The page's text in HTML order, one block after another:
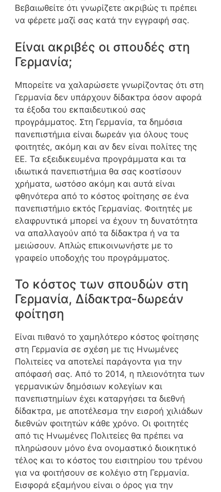
Βεβαιωθείτε ότι γνωρίζετε ακριβώς τι πρέπει
να φέρετε μαζί σας κατά την εγγραφή σας.
Είναι ακριβές οι σπουδές στη
Γερμανία;
Μπορείτε να χαλαρώσετε γνωρίζοντας ότι στη
Γερμανία δεν υπάρχουν δίδακτρα όσον αφορά
τα έξοδα του εκπαιδευτικού σας
προγράμματος. Στη Γερμανία, τα δημόσια
πανεπιστήμια είναι δωρεάν για όλους τους
φοιτητές, ακόμη και αν δεν είναι πολίτες της
ΕΕ. Τα εξειδικευμένα προγράμματα και τα
ιδιωτικά πανεπιστήμια θα σας κοστίσουν
χρήματα, ωστόσο ακόμη και αυτά είναι
φθηνότερα από το κόστος φοίτησης σε ένα
πανεπιστήμιο εκτός Γερμανίας. Φοιτητές με
ελαφρυντικά μπορεί να έχουν τη δυνατότητα
να απαλλαγούν από τα δίδακτρα ή να τα
μειώσουν. Απλώς επικοινωνήστε με το
γραφείο υποδοχής του προγράμματος.
Το κόστος των σπουδών στη
Γερμανία, Δίδακτρα-δωρεάν
φοίτηση
Είναι πιθανό το χαμηλότερο κόστος φοίτησης
στη Γερμανία σε σχέση με τις Ηνωμένες
Πολιτείες να αποτελεί παράγοντα για την
απόφασή σας. Από το 2014, η πλειονότητα των
γερμανικών δημόσιων κολεγίων και
πανεπιστημίων έχει καταργήσει τα διεθνή
δίδακτρα, με αποτέλεσμα την εισροή χιλιάδων
διεθνών φοιτητών κάθε χρόνο. Οι φοιτητές
από τις Ηνωμένες Πολιτείες θα πρέπει να
πληρώσουν μόνο ένα ονομαστικό διοικητικό
τέλος και το κόστος του εισιτηρίου του τρένου
για να φοιτήσουν σε κολέγιο στη Γερμανία.
Εισφορά εξαμήνου είναι ο όρος για την